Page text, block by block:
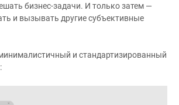
бизнес-задачи. И только затем —
и вызывать другие субъективные
и стандартизированный